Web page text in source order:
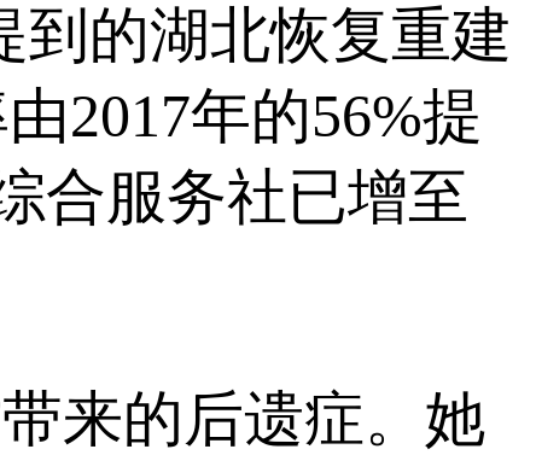
的湖北恢复重建
2017年的56%提
合服务社已增至
的后遗症。她